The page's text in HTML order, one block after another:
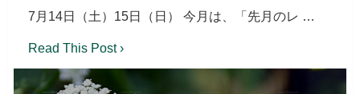
7月14日（土）15日（日） 今月は、「先月のレ …
Read This Post ›